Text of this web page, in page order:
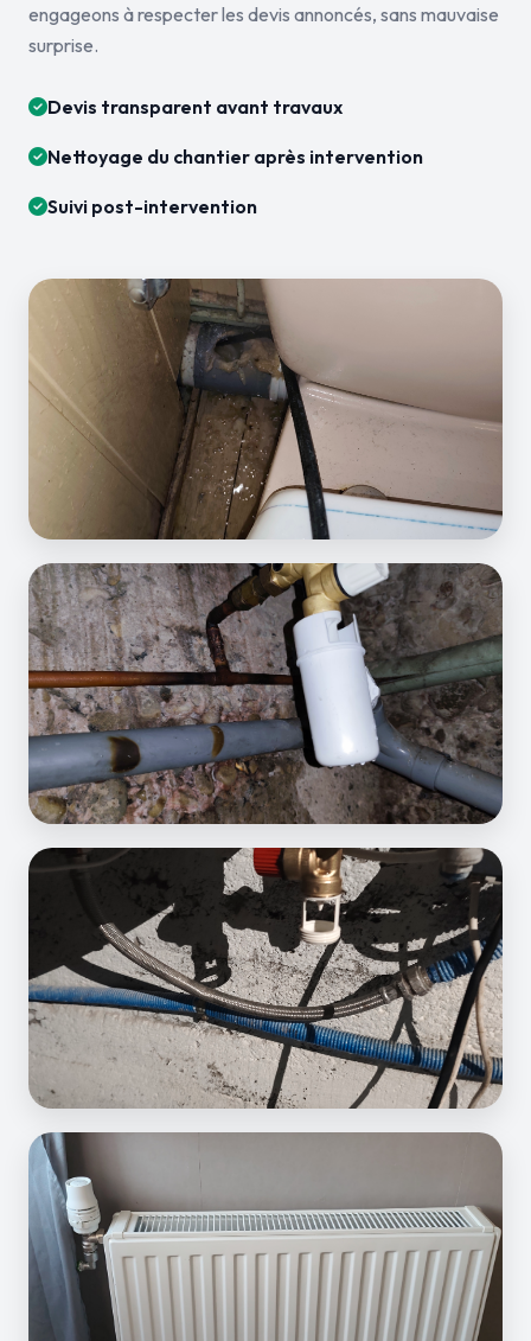
engageons à respecter les devis annoncés, sans mauvaise
surprise.
Devis transparent avant travaux
Nettoyage du chantier après intervention
Suivi post-intervention